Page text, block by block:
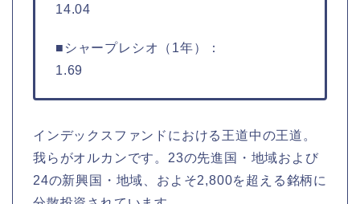
14.04
■シャープレシオ（1年）：
1.69
インデックスファンドにおける王道中の王道。
我らがオルカンです。23の先進国・地域および
24の新興国・地域、およそ2,800を超える銘柄に